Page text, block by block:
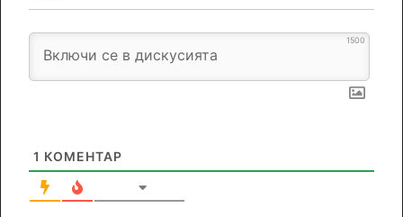
1500
1 КОМЕНТАР